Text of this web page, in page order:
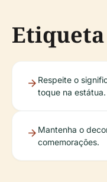
Respeite o
toque na estátua.
Mantenha o
comemorações.